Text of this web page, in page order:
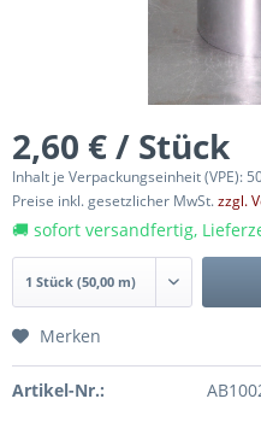
2,60 € / Stück
Inhalt je Verpackungseinheit (VPE):
Preise inkl. gesetzlicher MwSt.zzgl.
🚚 sofort versandfertig,
Merken
Artikel-Nr.: